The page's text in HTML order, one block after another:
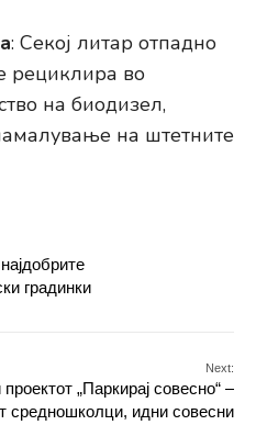
: Секој литар отпадно
рециклира во
на биодизел,
на штетните
градинки
Next:
„Паркирај совесно“ –
средношколци, идни совесни